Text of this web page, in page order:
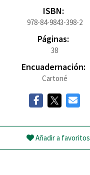
ISBN:
978-84-9843-398-2
Páginas:
38
Encuadernación:
Cartoné
Añadir a favoritos